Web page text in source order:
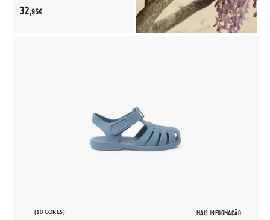
32,95€
(10 CORES) MAIS INFORMAÇÃO